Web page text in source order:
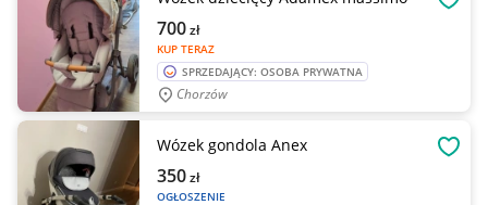
KUP TERAZ
700zł
SPRZEDAJĄCY: OSOBA PRYWATNA
Chorzów
Wózek gondola Anex
OGŁOSZENIE
350zł